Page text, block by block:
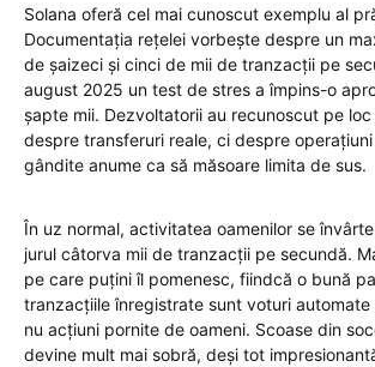
Solana oferă cel mai cunoscut exemplu al
Documentația rețelei vorbește despre un
de șaizeci și cinci de mii de tranzacții pe
august 2025 un test de stres a împins-o
șapte mii. Dezvoltatorii au recunoscut pe
despre transferuri reale, ci despre operațiuni
gândite anume ca să măsoare limita de sus.
În uz normal, activitatea oamenilor se
jurul câtorva mii de tranzacții pe secundă.
pe care puțini îl pomenesc, fiindcă o bună
tranzacțiile înregistrate sunt voturi automate
nu acțiuni pornite de oameni. Scoase din
devine mult mai sobră, deși tot